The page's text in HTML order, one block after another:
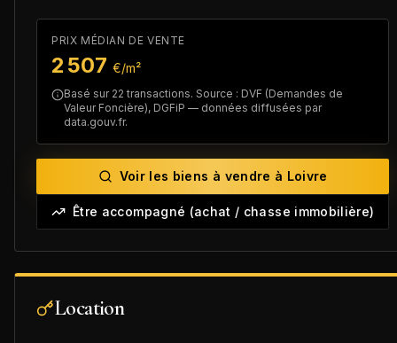
PRIX MÉDIAN DE VENTE
2 507 €/m²
Basé sur 22 transactions. Source : DVF (Demandes de
Valeur Foncière), DGFiP — données diffusées par
data.gouv.fr.
Voir les biens à vendre à Loivre
Être accompagné (achat / chasse immobilière)
Location